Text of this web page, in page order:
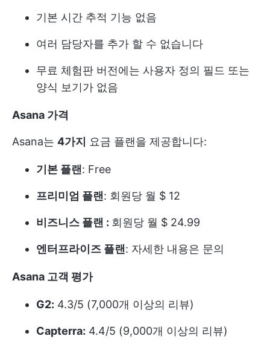
기본 시간 추적 기능 없음
여러 담당자를 추가 할 수 없습니다
무료 체험판 버전에는 사용자 정의 필드 또는
양식 보기가 없음
Asana 가격
Asana는 4가지 요금 플랜을 제공합니다:
기본 플랜: Free
프리미엄 플랜: 회원당 월 $ 12
비즈니스 플랜 : 회원당 월 $ 24.99
엔터프라이즈 플랜: 자세한 내용은 문의
Asana 고객 평가
G2: 4.3/5 (7,000개 이상의 리뷰)
Capterra: 4.4/5 (9,000개 이상의 리뷰)